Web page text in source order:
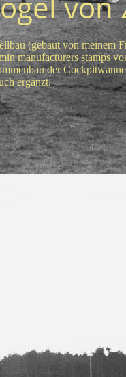
(gebaut von meinem
manufacturers stamps
der
ergänzt.